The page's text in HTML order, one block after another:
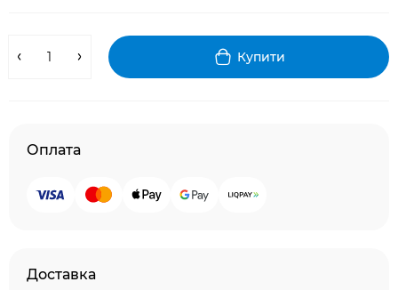
Купити
Оплата
Доставка